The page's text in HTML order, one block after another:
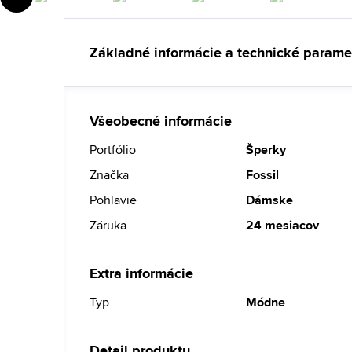
Základné informácie a technické
Všeobecné informácie
Portfólio
Šperky
Značka
Fossil
Pohlavie
Dámske
Záruka
24 mesiacov
Extra informácie
Typ Módne